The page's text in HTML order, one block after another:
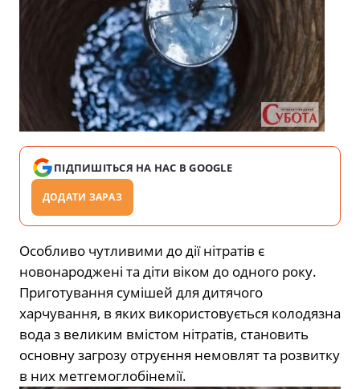
ПІДПИШІТЬСЯ НА НАС В GOOGLE
ДОДАТИ ЗАРАЗ
Особливо чутливими до дії нітратів є
новонароджені та діти віком до одного року.
Приготування сумішей для дитячого
харчування, в яких використовується колодязна
вода з великим вмістом нітратів, становить
основну загрозу отруєння немовлят та розвитку
в них метгемоглобінемії.